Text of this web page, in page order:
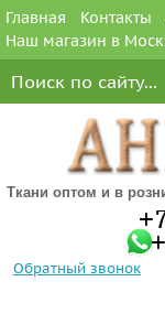
Главная Контакты
Наш магазин в
Ткани оптом и в
Обратный звонок